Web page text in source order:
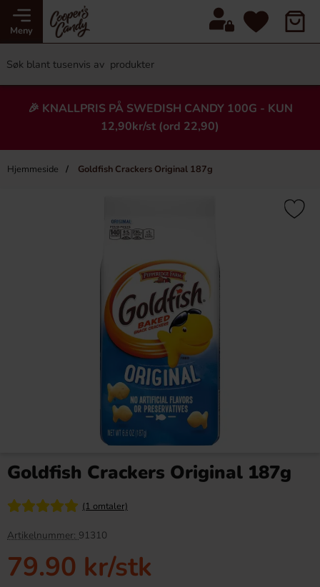
Meny
🎉 KNALLPRIS PÅ SWEDISH CANDY 100G - KUN
12,90kr/st (ord 22,90)
Hjemmeside Goldfish Crackers Original 187g
Heading
×
354g
Goldfish Crackers Original 187g
(1 omtaler)
Artikelnummer: 91310
79.90 kr/stk